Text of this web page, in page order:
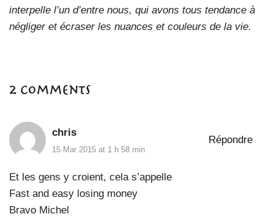
interpelle l’un d’entre nous, qui avons tous tendance à
négliger et écraser les nuances et couleurs de la vie.
2 Comments
chris
15 Mar 2015 at 1 h 58 min
Répondre
Et les gens y croient, cela s’appelle
Fast and easy losing money
Bravo Michel